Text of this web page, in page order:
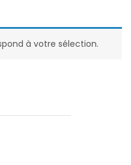
à votre sélection.